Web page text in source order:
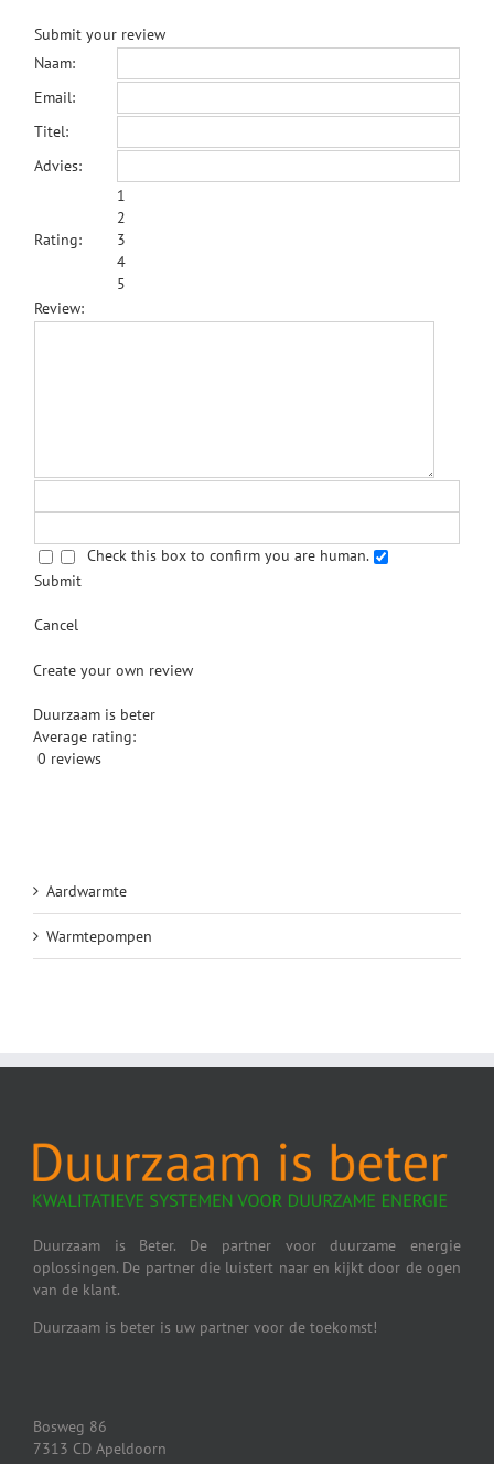
Submit your review
Naam:
Email:
Titel:
Advies:
Rating:
1
2
3
4
5
Review:
Check this box to confirm you are human.
Submit
Cancel
Create your own review
Duurzaam is beter
Average rating:
0 reviews
Aardwarmte
Warmtepompen
Duurzaam is Beter. De partner voor duurzame energie
oplossingen. De partner die luistert naar en kijkt door de ogen
van de klant.
Duurzaam is beter is uw partner voor de toekomst!
Bosweg 86
7313 CD Apeldoorn